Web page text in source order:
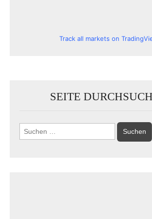
Track all markets on
SEITE
Suchen
nach: